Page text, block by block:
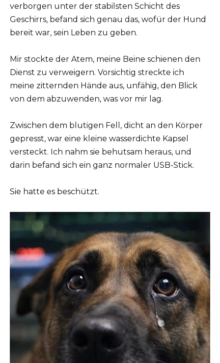
verborgen unter der stabilsten Schicht des
Geschirrs, befand sich genau das, wofür der Hund
bereit war, sein Leben zu geben.
Mir stockte der Atem, meine Beine schienen den
Dienst zu verweigern. Vorsichtig streckte ich
meine zitternden Hände aus, unfähig, den Blick
von dem abzuwenden, was vor mir lag.
Zwischen dem blutigen Fell, dicht an den Körper
gepresst, war eine kleine wasserdichte Kapsel
versteckt. Ich nahm sie behutsam heraus, und
darin befand sich ein ganz normaler USB-Stick.
Sie hatte es beschützt.